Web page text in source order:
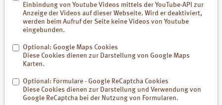
Einbindung von Youtube Videos mittels der YouTube-API zur
Anzeige der Videos auf dieser Webseite. Wird er deaktiviert,
werden beim Aufruf der Seite keine Videos von Youtube
eingebunden.
Optional: Google Maps Cookies
Diese Cookies dienen zur Darstellung von Google Maps
Karten.
Optional: Formulare - Google ReCaptcha Cookies
Diese Cookies dienen zur Darstellung und Verwendung von
Google ReCaptcha bei der Nutzung von Formularen.